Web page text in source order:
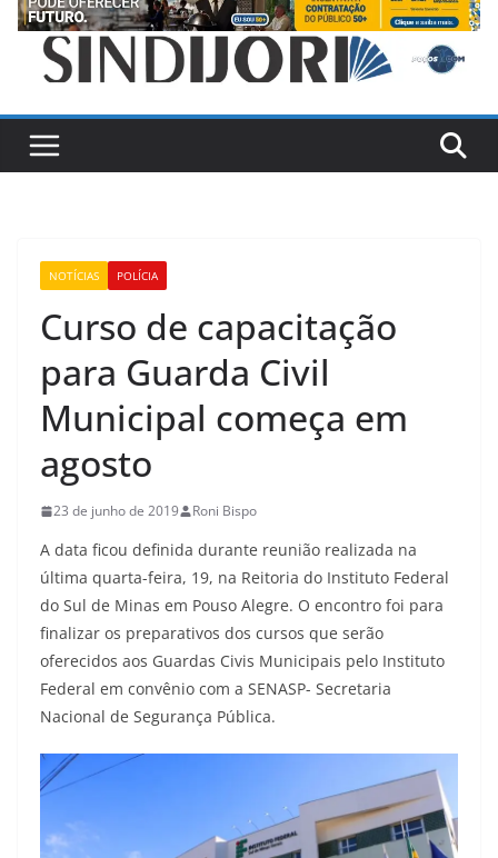
NOTÍCIAS POLÍCIA
Curso de capacitação
para Guarda Civil
Municipal começa em
agosto
23 de junho de 2019 Roni Bispo
A data ficou definida durante reunião realizada na
última quarta-feira, 19, na Reitoria do Instituto Federal
do Sul de Minas em Pouso Alegre. O encontro foi para
finalizar os preparativos dos cursos que serão
oferecidos aos Guardas Civis Municipais pelo Instituto
Federal em convênio com a SENASP- Secretaria
Nacional de Segurança Pública.